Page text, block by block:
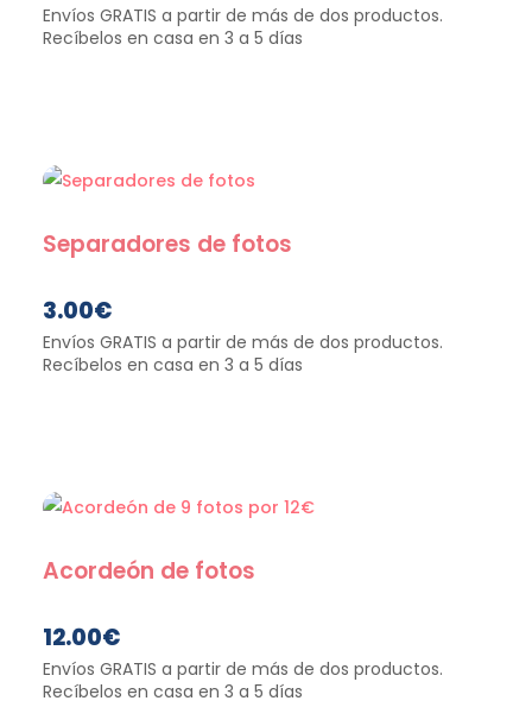
Separadores de fotos
3.00€
Acordeón de fotos
12.00€